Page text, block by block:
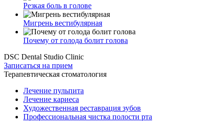
Резкая боль в голове
Мигрень вестибулярная
Почему от голода болит голова
DSC Dental Studio Clinic
Записаться на прием
Терапевтическая стоматология
Лечение пульпита
Лечение кариеса
Художественная реставрация зубов
Профессиональная чистка полости рта